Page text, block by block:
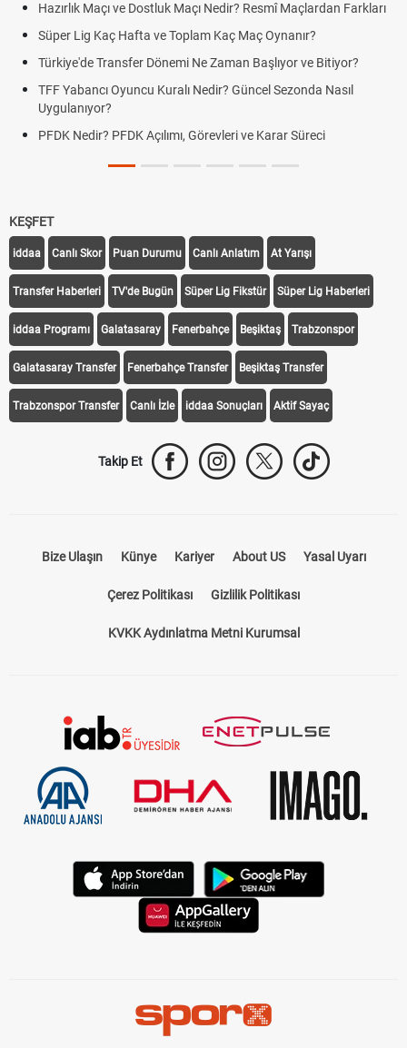
Hazırlık Maçı ve Dostluk Maçı Nedir? Resmî Maçlardan Farkları
Süper Lig Kaç Hafta ve Toplam Kaç Maç Oynanır?
Türkiye'de Transfer Dönemi Ne Zaman Başlıyor ve Bitiyor?
TFF Yabancı Oyuncu Kuralı Nedir? Güncel Sezonda Nasıl
Uygulanıyor?
PFDK Nedir? PFDK Açılımı, Görevleri ve Karar Süreci
KEŞFET
iddaa Canlı Skor Puan Durumu Canlı Anlatım At Yarışı
Transfer Haberleri TV'de Bugün Süper Lig Fikstür Süper Lig Haberleri
iddaa Programı Galatasaray Fenerbahçe Beşiktaş Trabzonspor
Galatasaray Transfer Fenerbahçe Transfer Beşiktaş Transfer
Trabzonspor Transfer Canlı İzle iddaa Sonuçları Aktif Sayaç
Takip Et
Bize Ulaşın Künye Kariyer About US Yasal Uyarı
Çerez Politikası Gizlilik Politikası
KVKK Aydınlatma Metni Kurumsal